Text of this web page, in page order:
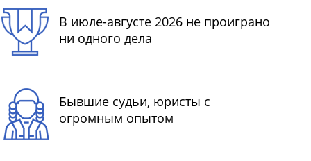
В июле-августе 2026 не проиграно
ни одного дела
Бывшие судьи, юристы с
огромным опытом